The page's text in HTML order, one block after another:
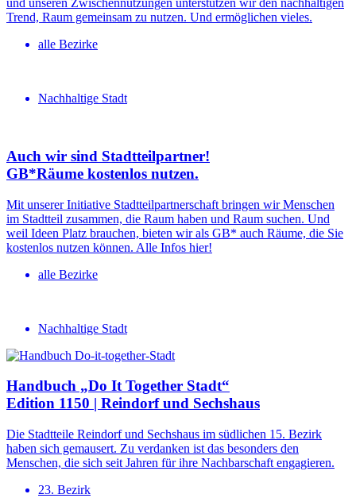
und unseren Zwischennutzungen unterstützen wir den nachhaltigen
Trend, Raum gemeinsam zu nutzen. Und ermöglichen vieles.
alle Bezirke
Nachhaltige Stadt
Auch wir sind Stadtteil­partner!
GB*Räume kostenlos nutzen.
Mit unserer Initiative Stadtteilpartnerschaft bringen wir Menschen
im Stadtteil zusammen, die Raum haben und Raum suchen. Und
weil Ideen Platz brauchen, bieten wir als GB* auch Räume, die Sie
kostenlos nutzen können. Alle Infos hier!
alle Bezirke
Nachhaltige Stadt
Handbuch „Do It Together Stadt“
Edition 1150 | Reindorf und Sechshaus
Die Stadtteile Reindorf und Sechshaus im südlichen 15. Bezirk
haben sich gemausert. Zu verdanken ist das besonders den
Menschen, die sich seit Jahren für ihre Nachbarschaft engagieren.
23. Bezirk